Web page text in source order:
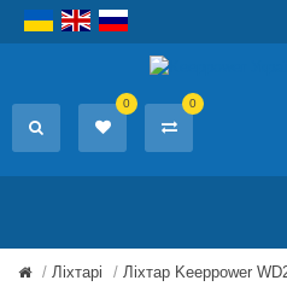
0 0
Ліхтарі Ліхтар Keeppower